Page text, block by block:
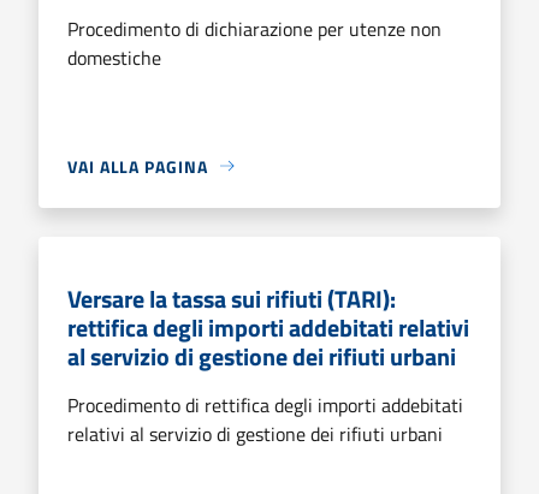
Procedimento di dichiarazione per utenze non
domestiche
VAI ALLA PAGINA
Versare la tassa sui rifiuti (TARI):
rettifica degli importi addebitati relativi
al servizio di gestione dei rifiuti urbani
Procedimento di rettifica degli importi addebitati
relativi al servizio di gestione dei rifiuti urbani